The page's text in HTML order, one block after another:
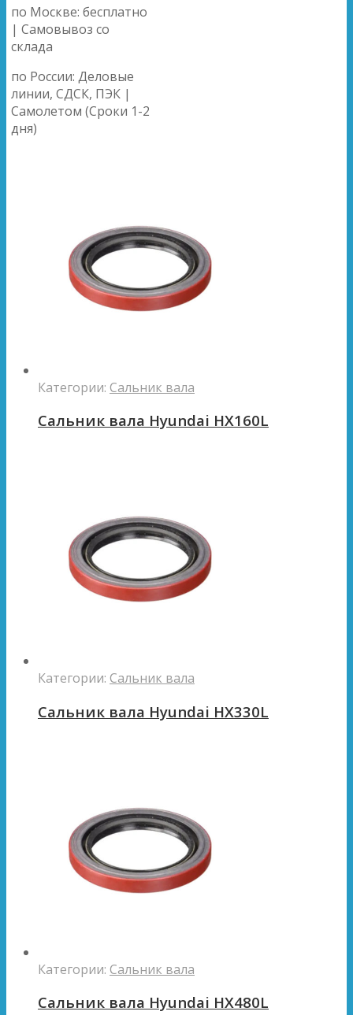
по Москве: бесплатно
| Самовывоз со
склада
по России: Деловые
линии, СДСК, ПЭК |
Самолетом (Сроки 1-2
дня)
Категории: Сальник вала
Сальник вала Hyundai HX160L
Категории: Сальник вала
Сальник вала Hyundai HX330L
Категории: Сальник вала
Сальник вала Hyundai HX480L